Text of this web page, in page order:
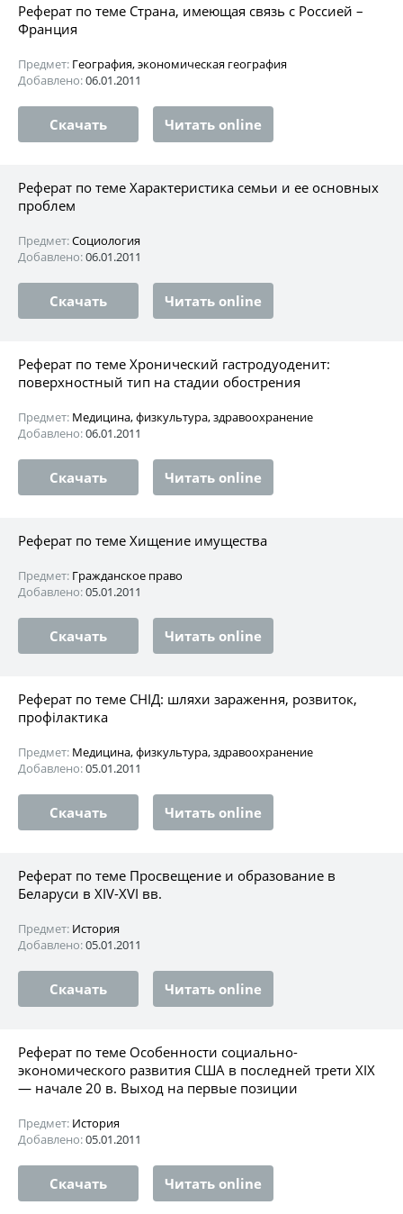
Реферат по теме Страна, имеющая связь с Россией –
Франция
Предмет: География, экономическая география
Добавлено:06.01.2011
Скачать Читать online
Реферат по теме Характеристика семьи и ее основных
проблем
Предмет:Социология
Добавлено:06.01.2011
Скачать Читать online
Реферат по теме Хронический гастродуоденит:
поверхностный тип на стадии обострения
Предмет: Медицина, физкультура, здравоохранение
Добавлено:06.01.2011
Скачать Читать online
Реферат по теме Хищение имущества
Предмет: Гражданское право
Добавлено:05.01.2011
Скачать Читать online
Реферат по теме СНІД: шляхи зараження, розвиток,
профілактика
Предмет: Медицина, физкультура, здравоохранение
Добавлено:05.01.2011
Скачать Читать online
Реферат по теме Просвещение и образование в
Беларуси в XIV-XVI вв.
Предмет: История
Добавлено:05.01.2011
Скачать Читать online
Реферат по теме Особенности социально-
экономического развития США в последней трети XIX
— начале 20 в. Выход на первые позиции
Предмет: История
Добавлено:05.01.2011
Скачать Читать online